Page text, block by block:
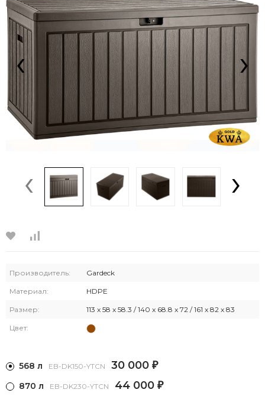
‹ ›
‹ ›
Производитель: Gardeck
Материал: HDPE
Размер: 113 x 58 x 58.3 / 140 x 68.8 x 72 / 161 x 82 x 83
Цвет:
568 л EB-DK150-YTCN 30 000 ₽
870 л EB-DK230-YTCN 44 000 ₽